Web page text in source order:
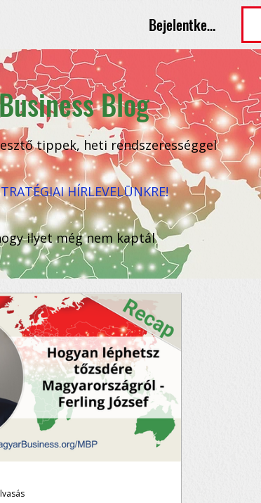
Bejelentkezés
Blog
tippek, heti rendszerességgel
HÍRLEVELŪNKRE!
ilyet még nem kaptál